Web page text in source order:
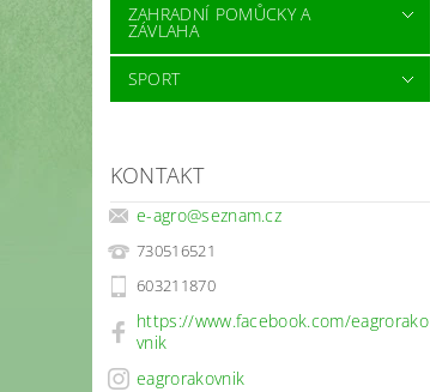
ZAHRADNÍ POMŮCKY A
ZÁVLAHA
SPORT
KONTAKT
e-agro@seznam.cz
730516521
603211870
https://www.facebook.com/eagrorako
vnik
eagrorakovnik